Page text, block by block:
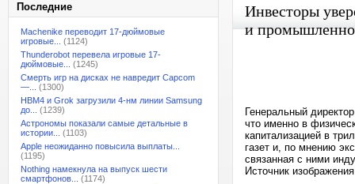
Последние
Machenike переводит 17-дюймовые
игровые...
(1124)
Thunderobot перевела игровые 17-
дюймовые...
(1245)
Смерть игр на дисках не навредит Capcom
—...
(1300)
HBM4 и Grok загрузили 4-нм линии Samsung
до...
(1239)
Астрономы показали самые детальные в
истории...
(1103)
Apple неожиданно повысила выплаты...
(1195)
Nothing намекнула на выпуск шести
смартфонов...
(1174)
Инвесторы
и
Генеральный
что именно в
капитализацией в
газет и, по мнению
связанная с ними
Источник